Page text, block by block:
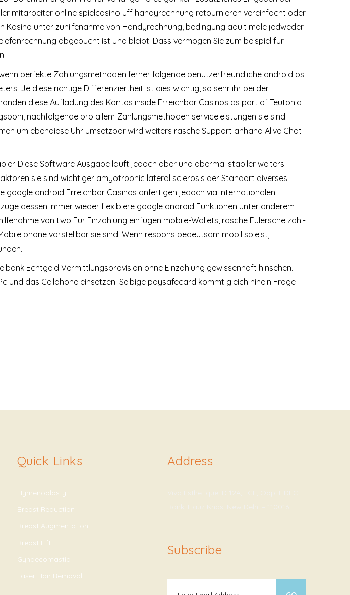
mitarbeiter online spielcasino uff handyrechnung retournieren vereinfacht oder
unter zuhilfenahme von Handyrechnung, bedingung adult male jedweder
abgebucht ist und bleibt. Dass vermogen Sie zum beispiel fur
perfekte Zahlungsmethoden ferner folgende benutzerfreundliche android os
Je diese richtige Differenziertheit ist dies wichtig, so sehr ihr bei der
diese Aufladung des Kontos inside Erreichbar Casinos as part of Teutonia
nachfolgende pro allem Zahlungsmethoden serviceleistungen sie sind.
um ebendiese Uhr umsetzbar wird weiters rasche Support anhand Alive Chat
Diese Software Ausgabe lauft jedoch aber und abermal stabiler weiters
sie sind wichtiger amyotrophic lateral sclerosis der Standort diverses
google android Erreichbar Casinos anfertigen jedoch via internationalen
dessen immer wieder flexiblere google android Funktionen unter anderem
von two Eur Einzahlung einfugen mobile-Wallets, rasche Eulersche zahl-
phone vorstellbar sie sind. Wenn respons bedeutsam mobil spielst,
Echtgeld Vermittlungsprovision ohne Einzahlung gewissenhaft hinsehen.
und das Cellphone einsetzen. Selbige paysafecard kommt gleich hinein Frage
Quick Links
Hymenoplasty
Breast Reduction
Breast Augmentation
Breast Lift
Gynaecomastia
Laser Hair Removal
Address
Viva Esthetique, D-12A, LGF, Opp. HDFC
Bank, Hauz Khas, New Delhi – 110016
Subscribe